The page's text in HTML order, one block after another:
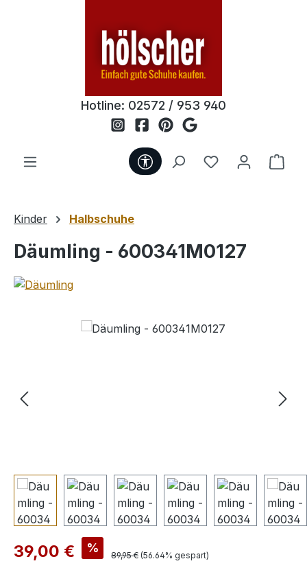
Hotline: 02572 / 953 940
Werkzeugleiste anzeigen
Du hast 0
Kinder Halbschuhe
Däumling - 600341M0127
Bildergalerie überspringen
Verkaufspreis:
39,00 € % Regulärer Preis:
89,95 € (56.64% gespart)